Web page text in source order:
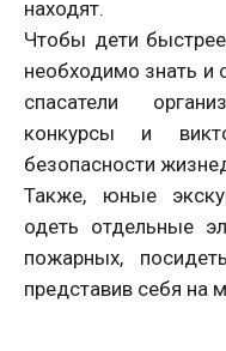
находят.
Чтобы дети
необходимо знать и
спасатели
конкурсы и
безопасности
Также, юные
одеть отдельные
пожарных,
представив себя на